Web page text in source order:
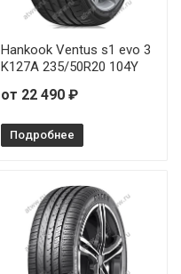
Hankook Ventus s1 evo 3
K127A 235/50R20 104Y
от 22 490 ₽
Подробнее